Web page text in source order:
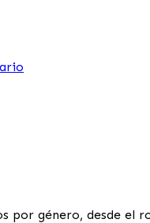
por género, desde el